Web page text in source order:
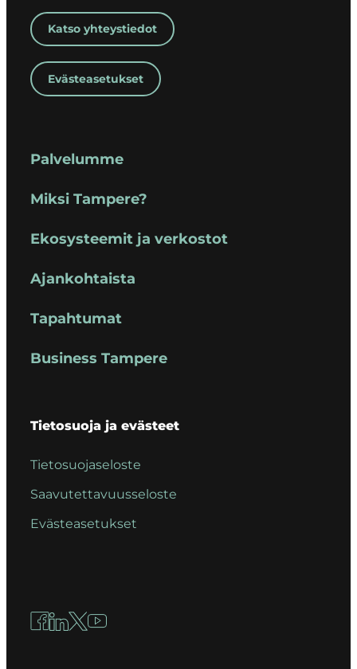
Katso yhteystiedot
Evästeasetukset
Palvelumme
Miksi Tampere?
Ekosysteemit ja verkostot
Ajankohtaista
Tapahtumat
Business Tampere
Tietosuoja ja evästeet
Tietosuojaseloste
Saavutettavuusseloste
Evästeasetukset
Facebook
LinkedIn
X YouTube